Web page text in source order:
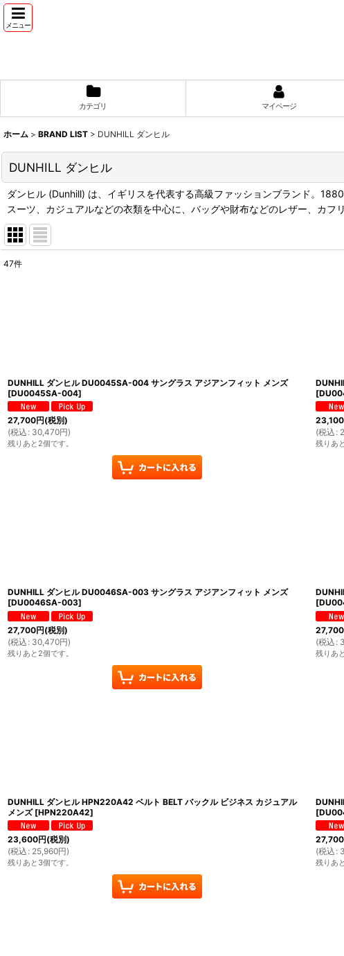
メニュー
カテゴリ マイページ
ホーム > BRAND LIST > DUNHILL ダンヒル
DUNHILL ダンヒル
ダンヒル (Dunhill) は、イギリスを代表する高級ファッションブランド。
スーツ、カジュアルなどの衣類を中心に、バッグや財布などのレザー、カ
47件
DUNHILL ダンヒル DU0045SA-004 サングラス アジアンフィット メンズ
[DU0045SA-004]
27,700円(税別)
(税込 : 30,470円)
残りあと2個です。
[
23,100
(税込 :
残りあ
DUNHILL ダンヒル DU0046SA-003 サングラス アジアンフィット メンズ
[DU0046SA-003]
27,700円(税別)
(税込 : 30,470円)
残りあと2個です。
[
27,700
(税込 :
残りあ
DUNHILL ダンヒル HPN220A42 ベルト BELT バックル ビジネス カジュアル
メンズ [HPN220A42]
23,600円(税別)
(税込 : 25,960円)
残りあと3個です。
[
27,700
(税込 :
残りあ